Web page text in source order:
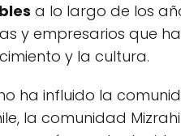
a lo largo de los
y empresarios que
y la cultura.
ha influido la
la comunidad